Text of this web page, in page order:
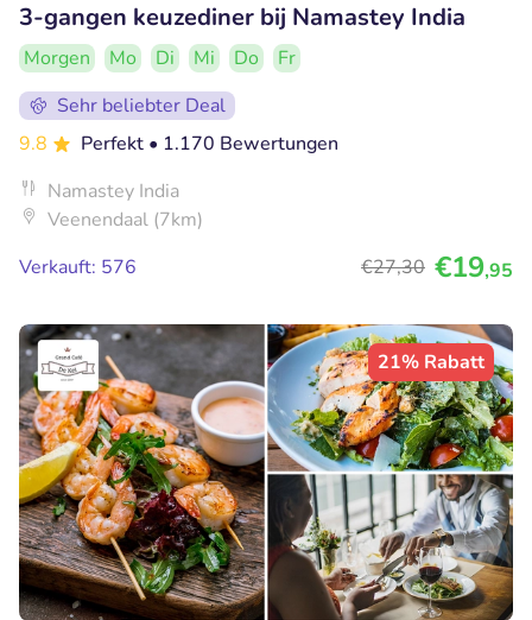
3-gangen keuzediner bij Namastey India
Morgen Mo Di Mi Do
Fr
Sehr beliebter Deal
9.8
Perfekt • 1.170 Bewertungen
Namastey India
Veenendaal (7km)
Verkauft: 576
€27,30 €19,95
21% Rabatt